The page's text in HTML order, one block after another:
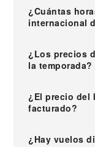
¿Cuántas
internacional
¿Los precios
la temporada?
¿El precio del
facturado?
¿Hay vuelos